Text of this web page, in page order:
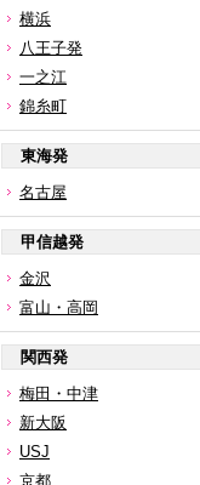
横浜
八王子発
一之江
錦糸町
東海発
名古屋
甲信越発
金沢
富山・高岡
関西発
梅田・中津
新大阪
USJ
京都